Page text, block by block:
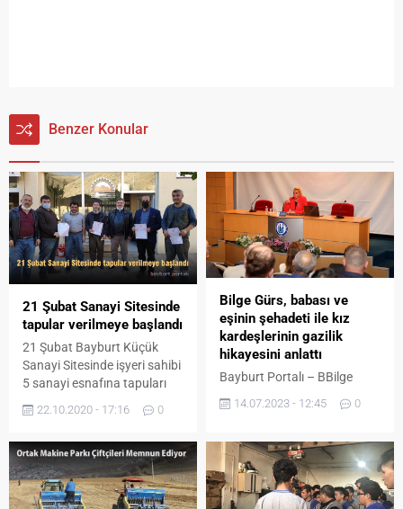
Benzer Konular
21 Şubat Sanayi Sitesinde
tapular verilmeye başlandı
21 Şubat Bayburt Küçük
Sanayi Sitesinde işyeri sahibi
5 sanayi esnafına tapuları
Başkan ve yönetim kurulu
üyeleri tarafından verildi. 176
Küçük Sanayi Sitesinde
kooperatif borçlarını ödeyen
Hulusi Kalkan, Yaşar Kiki,
22.10.2020 - 17:16 0
Bilge Gürs, babası ve
eşinin şehadeti ile kız
kardeşlerinin gazilik
hikayesini anlattı
Bayburt Portalı – BBilge
şehadeti ile kız kardeşlerinin
anlattıayburt’ta Türkiye Şehit
Yakınları ve Gaziler
Dayanışma Vakfı Başkanı
Bilge Gürs, 15 Temmuz
14.07.2023 - 12:45 0